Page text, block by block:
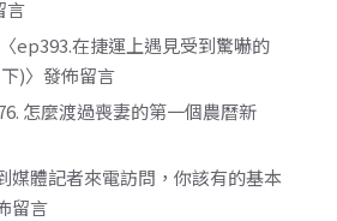
言
ep393.在捷運上遇見受到驚嚇的
)〉發佈留言
怎麼渡過喪妻的第一個農曆新
媒體記者來電訪問，你該有的基本
留言